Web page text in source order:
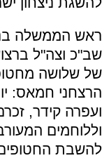
ראש הממשלה
שב"כ וצה"ל
של שלושה
הרצחני חמאס:
ועפרה קידר,
וללוחמים
להשבת